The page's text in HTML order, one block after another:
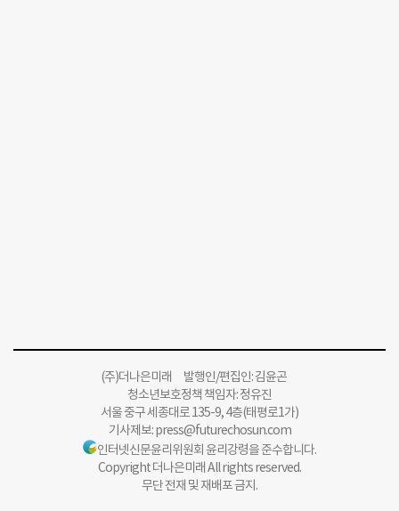
(주)더나은미래 발행인/편집인: 김윤곤
청소년보호정책 책임자: 정유진
서울 중구 세종대로 135-9, 4층(태평로1가)
기사제보:press@futurechosun.com
인터넷신문윤리위원회 윤리강령을 준수합니다.
Copyright 더나은미래 All rights reserved.
무단 전재 및 재배포 금지.